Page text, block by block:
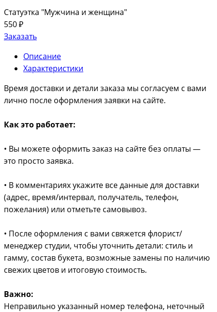
Статуэтка "Мужчина и женщина"
550 ₽
Заказать
Описание
Характеристики
Время доставки и детали заказа мы согласуем с вами
лично после оформления заявки на сайте.
Как это работает:
• Вы можете оформить заказ на сайте без оплаты —
это просто заявка.
• В комментариях укажите все данные для доставки
(адрес, время/интервал, получатель, телефон,
пожелания) или отметьте самовывоз.
• После оформления с вами свяжется флорист/
менеджер студии, чтобы уточнить детали: стиль и
гамму, состав букета, возможные замены по наличию
свежих цветов и итоговую стоимость.
Важно:
Неправильно указанный номер телефона, неточный